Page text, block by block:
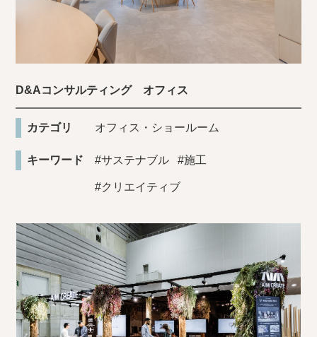
D&Aコンサルティング オフィス
カテゴリ オフィス・ショールーム
キーワード #サステナブル #施工
#クリエイティブ